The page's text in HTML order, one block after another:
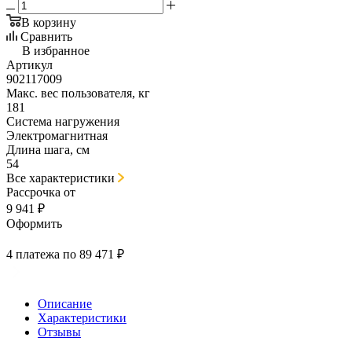
В корзину
Сравнить
В избранное
Артикул
902117009
Макс. вес пользователя, кг
181
Система нагружения
Электромагнитная
Длина шага, см
54
Все характеристики
Рассрочка от
9 941 ₽
Оформить
4 платежа по 89 471 ₽
Описание
Характеристики
Отзывы